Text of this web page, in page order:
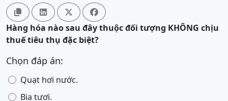
   
Hàng hóa nào sau đây thuộc đối tượng KHÔNG chịu
thuế tiêu thụ đặc biệt?
Chọn đáp án:
Quạt hơi nước.
Bia tươi.